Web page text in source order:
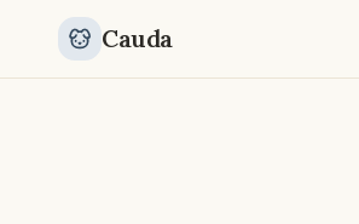
Cauda